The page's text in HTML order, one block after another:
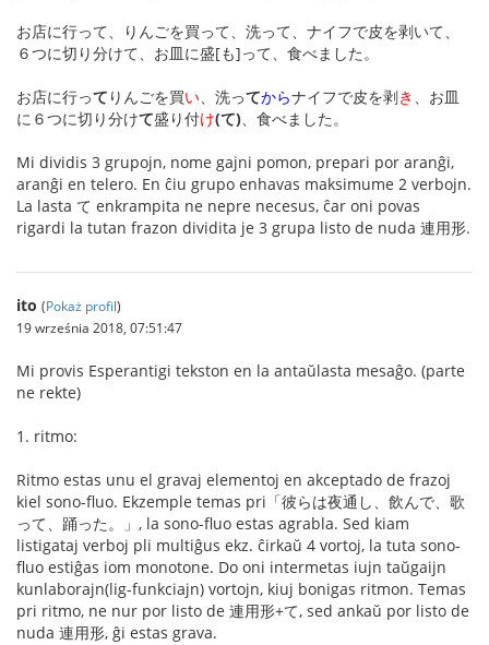
お店に行って、りんごを買って、洗って、ナイフで皮を剥いて、
６つに切り分けて、お皿に盛[も]って、食べました。
お店に行って りんごを買い、洗ってからナイフで皮を剥き 、お皿
に６つに切り分けて盛り付け(て)、食べました。
Mi dividis 3 grupojn, nome gajni pomon, prepari por aranĝi,
aranĝi en telero. En ĉiu grupo enhavas maksimume 2 verbojn.
La lasta て enkrampita ne nepre necesus, ĉar oni povas
rigardi la tutan frazon dividita je 3 grupa listo de nuda 連用形.
ito (Pokaż profil)
19 września 2018, 07:51:47
Mi provis Esperantigi tekston en la antaŭlasta mesaĝo. (parte
ne rekte)
1. ritmo:
Ritmo estas unu el gravaj elementoj en akceptado de frazoj
kiel sono-fluo. Ekzemple temas pri「彼らは夜通し、飲んで、歌
って、踊った。」, la sono-fluo estas agrabla. Sed kiam
listigataj verboj pli multiĝus ekz. ĉirkaŭ 4 vortoj, la tuta sono-
fluo estiĝas iom monotone. Do oni intermetas iujn taŭgaijn
kunlaborajn(lig-funkciajn) vortojn, kiuj bonigas ritmon. Temas
pri ritmo, ne nur por listo de 連用形+て, sed ankaŭ por listo de
nuda 連用形, ĝi estas grava.